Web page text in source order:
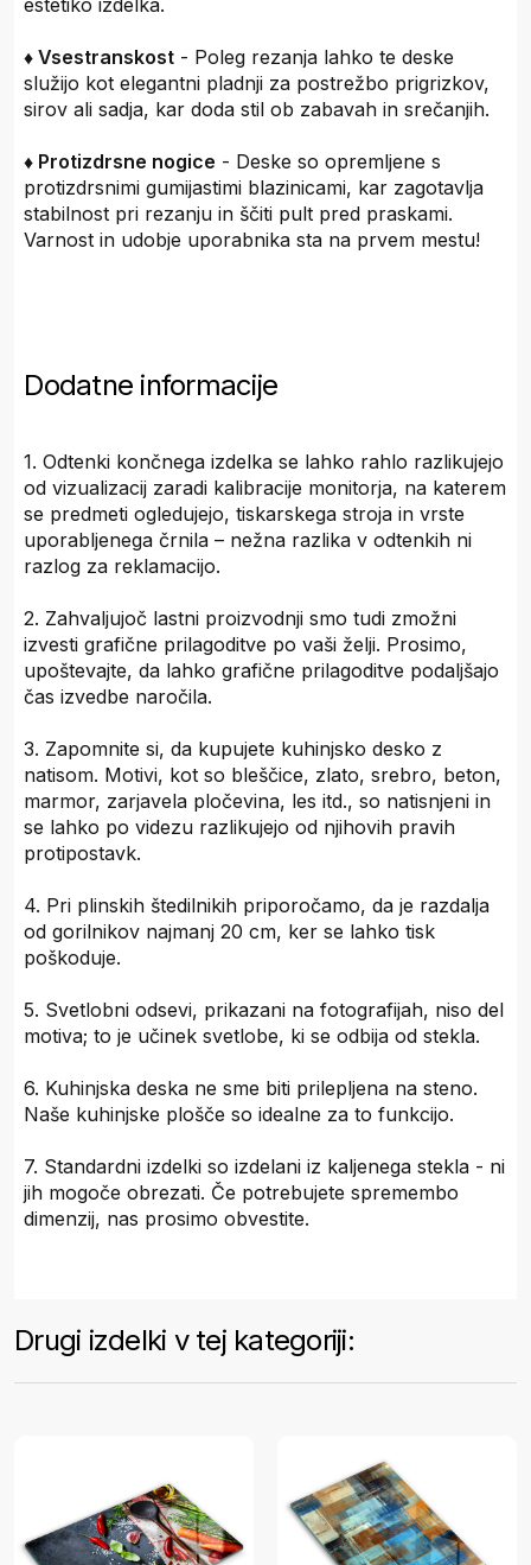
estetiko izdelka.
♦ Vsestranskost - Poleg rezanja lahko te deske
služijo kot elegantni pladnji za postrežbo prigrizkov,
sirov ali sadja, kar doda stil ob zabavah in srečanjih.
♦ Protizdrsne nogice - Deske so opremljene s
protizdrsnimi gumijastimi blazinicami, kar zagotavlja
stabilnost pri rezanju in ščiti pult pred praskami.
Varnost in udobje uporabnika sta na prvem mestu!
Dodatne informacije
1. Odtenki končnega izdelka se lahko rahlo razlikujejo
od vizualizacij zaradi kalibracije monitorja, na katerem
se predmeti ogledujejo, tiskarskega stroja in vrste
uporabljenega črnila – nežna razlika v odtenkih ni
razlog za reklamacijo.
2. Zahvaljujoč lastni proizvodnji smo tudi zmožni
izvesti grafične prilagoditve po vaši želji. Prosimo,
upoštevajte, da lahko grafične prilagoditve podaljšajo
čas izvedbe naročila.
3. Zapomnite si, da kupujete kuhinjsko desko z
natisom. Motivi, kot so bleščice, zlato, srebro, beton,
marmor, zarjavela pločevina, les itd., so natisnjeni in
se lahko po videzu razlikujejo od njihovih pravih
protipostavk.
4. Pri plinskih štedilnikih priporočamo, da je razdalja
od gorilnikov najmanj 20 cm, ker se lahko tisk
poškoduje.
5. Svetlobni odsevi, prikazani na fotografijah, niso del
motiva; to je učinek svetlobe, ki se odbija od stekla.
6. Kuhinjska deska ne sme biti prilepljena na steno.
Naše kuhinjske plošče so idealne za to funkcijo.
7. Standardni izdelki so izdelani iz kaljenega stekla - ni
jih mogoče obrezati. Če potrebujete spremembo
dimenzij, nas prosimo obvestite.
Drugi izdelki v tej kategoriji: